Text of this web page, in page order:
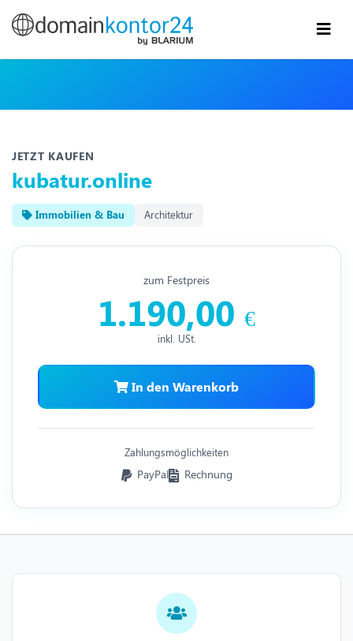
JETZT KAUFEN
kubatur.online
Immobilien & Bau Architektur
zum Festpreis
1.190,00 €
inkl. USt.
In den Warenkorb
Zahlungsmöglichkeiten
PayPal Rechnung